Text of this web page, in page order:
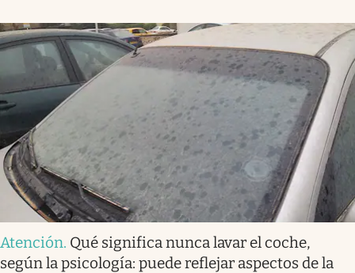
Atención. Qué significa nunca lavar el coche,
según la psicología: puede reflejar aspectos de la